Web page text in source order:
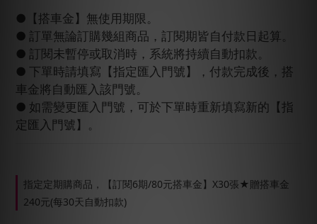
●【搭車金】無使用期限。
● 訂單無論訂購幾組商品，訂閱期皆自付款日起算。
● 訂閱未暫停或取消時，系統將持續自動扣款。
● 下單時請填寫【指定匯入門號】，付款完成後，搭
車金將自動匯入該門號。
● 如需變更匯入門號，可於下單時重新填寫新的【指
定匯入門號】。
指定定期購商品，【訂閱6期/80元搭車金】X30張★贈搭車金
240元(每30天自動扣款)